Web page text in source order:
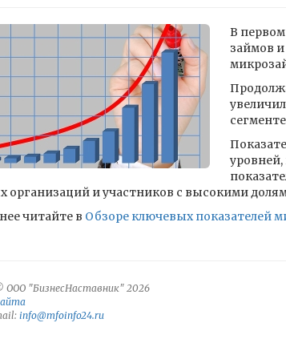
В первом
займов
организаций и участников с высокими
читайте в Обзоре ключевых показателей
"БизнесНаставник" 2026
info@mfoinfo24.ru